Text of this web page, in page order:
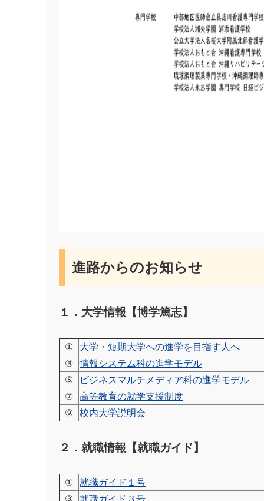
進路からのお知らせ
１．大学情報【博学篤志】
①
大学・短期大学への進学を目指す人へ
③
情報システム科の進学モデル
⑤
ビジネスマルチメディア科の進学モデル
⑦
高等教育の就学支援制度
⑨
校内大学説明会
２．就職情報【就職ガイド】
①
就職ガイド１号
③
就職ガイド３号